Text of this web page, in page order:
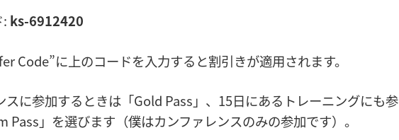
ks-6912420
Code”に上のコードを入力すると割引きが適用されます。
スに参加するときは「Gold Pass」、15日にあるトレーニングにも参
」を選びます（僕はカンファレンスのみの参加です）。